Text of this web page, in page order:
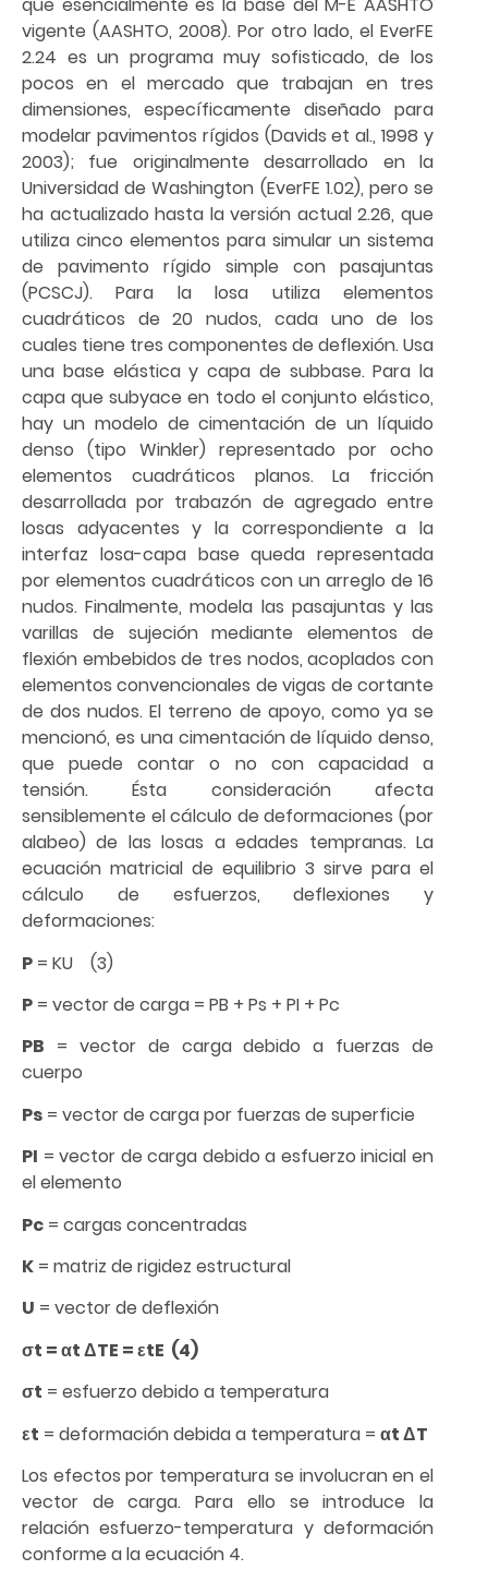
que esencialmente es la base del M-E AASHTO
vigente (AASHTO, 2008). Por otro lado, el EverFE
2.24 es un programa muy sofisticado, de los
pocos en el mercado que trabajan en tres
dimensiones, específicamente diseñado para
modelar pavimentos rígidos (Davids et al., 1998 y
2003); fue originalmente desarrollado en la
Universidad de Washington (EverFE 1.02), pero se
ha actualizado hasta la versión actual 2.26, que
utiliza cinco elementos para simular un sistema
de pavimento rígido simple con pasajuntas
(PCSCJ). Para la losa utiliza elementos
cuadráticos de 20 nudos, cada uno de los
cuales tiene tres componentes de deflexión. Usa
una base elástica y capa de subbase. Para la
capa que subyace en todo el conjunto elástico,
hay un modelo de cimentación de un líquido
denso (tipo Winkler) representado por ocho
elementos cuadráticos planos. La fricción
desarrollada por trabazón de agregado entre
losas adyacentes y la correspondiente a la
interfaz losa-capa base queda representada
por elementos cuadráticos con un arreglo de 16
nudos. Finalmente, modela las pasajuntas y las
varillas de sujeción mediante elementos de
flexión embebidos de tres nodos, acoplados con
elementos convencionales de vigas de cortante
de dos nudos. El terreno de apoyo, como ya se
mencionó, es una cimentación de líquido denso,
que puede contar o no con capacidad a
tensión. Ésta consideración afecta
sensiblemente el cálculo de deformaciones (por
alabeo) de las losas a edades tempranas. La
ecuación matricial de equilibrio 3 sirve para el
cálculo de esfuerzos, deflexiones y
deformaciones:
P = KU (3)
P = vector de carga = PB + Ps + PI + Pc
PB = vector de carga debido a fuerzas de
cuerpo
Ps = vector de carga por fuerzas de superficie
PI = vector de carga debido a esfuerzo inicial en
el elemento
Pc = cargas concentradas
K = matriz de rigidez estructural
U = vector de deflexión
σt = αt ΔTE = εtE (4)
σt = esfuerzo debido a temperatura
εt = deformación debida a temperatura = αt ΔT
Los efectos por temperatura se involucran en el
vector de carga. Para ello se introduce la
relación esfuerzo-temperatura y deformación
conforme a la ecuación 4.